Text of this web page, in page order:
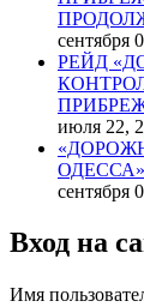
сентября
РЕЙД
июля 22,
сентября
Вход на
Имя